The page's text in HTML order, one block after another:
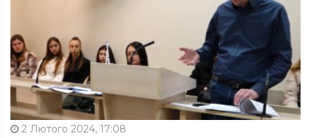
2 Лютого 2024, 17:08